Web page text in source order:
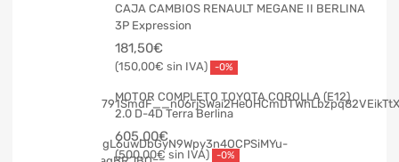
CAJA CAMBIOS RENAULT MEGANE II BERLINA
3P Expression
181,50€
150,00€ -0%
MOTOR COMPLETO TOYOTA COROLLA (E12)
2.0 D-4D Terra Berlina
605,00€
500,00€ -0%